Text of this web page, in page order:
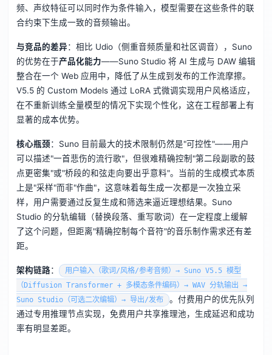
频、声纹特征可以同时作为条件输入，模型需要在这些条件的联
合约束下生成一致的音频输出。
与竞品的差异：相比 Udio（侧重音频质量和社区调音），Suno
的优势在于产品化能力——Suno Studio 将 AI 生成与 DAW 编辑
整合在一个 Web 应用中，降低了从生成到发布的工作流摩擦。
V5.5 的 Custom Models 通过 LoRA 式微调实现用户风格适应，
在不重新训练全量模型的情况下实现个性化，这在工程部署上有
显著的成本优势。
核心瓶颈：Suno 目前最大的技术限制仍然是"可控性"——用户
可以描述"一首悲伤的流行歌"，但很难精确控制"第二段副歌的鼓
点更密集"或"桥段的和弦走向要出乎意料"。当前的生成模式本质
上是"采样"而非"作曲"，这意味着每生成一次都是一次独立采
样，用户需要通过反复生成和筛选来逼近理想结果。Suno
Studio 的分轨编辑（替换段落、重写歌词）在一定程度上缓解
了这个问题，但距离"精确控制每个音符"的音乐制作需求还有差
距。
架构链路：
用户输入（歌词/风格/参考音频）→ Suno V5.5 模型
（Diffusion Transformer + 多模态条件编码）→ WAV 分轨输出 →
Suno Studio（可选二次编辑）→ 导出/发布
。付费用户的优先队列
通过专用推理节点实现，免费用户共享推理池，生成延迟和成功
率有明显差距。